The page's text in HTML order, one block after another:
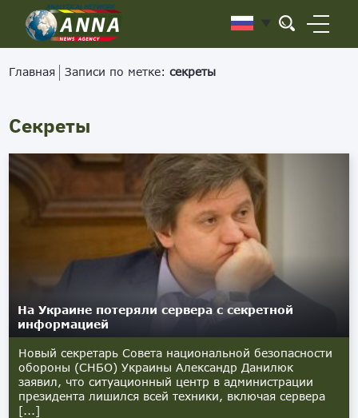
Главная Записи по метке:секреты
Секреты
На Украине потеряли сервера с секретной
информацией
Новый секретарь Совета национальной безопасности
обороны (СНБО) Украины Александр Данилюк
заявил, что ситуационный центр в администрации
президента лишился всей техники, включая сервера
[...]